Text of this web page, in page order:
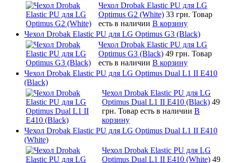
Чехол Drobak Elastic PU для LG
Optimus G2 (White) 33 грн. Товар
есть в наличии В корзину
Чехол Drobak Elastic PU для LG Optimus G3 (Black)
Чехол Drobak Elastic PU для LG
Optimus G3 (Black) 49 грн. Товар
есть в наличии В корзину
Чехол Drobak Elastic PU для LG Optimus Dual L1 II E410
(Black)
Чехол Drobak Elastic PU для LG
Optimus Dual L1 II E410 (Black) 49
грн. Товар есть в наличии В
корзину
Чехол Drobak Elastic PU для LG Optimus Dual L1 II E410
(White)
Чехол Drobak Elastic PU для LG
Optimus Dual L1 II E410 (White) 49